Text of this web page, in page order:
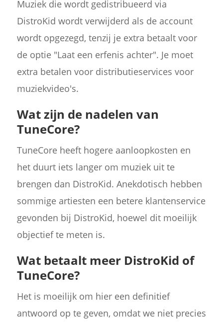
Muziek die wordt gedistribueerd via
DistroKid wordt verwijderd als de account
wordt opgezegd, tenzij je extra betaalt voor
de optie "Laat een erfenis achter". Je moet
extra betalen voor distributieservices voor
muziekvideo's.
Wat zijn de nadelen van
TuneCore?
TuneCore heeft hogere aanloopkosten en
het duurt iets langer om muziek uit te
brengen dan DistroKid. Anekdotisch hebben
sommige artiesten een betere klantenservice
gevonden bij DistroKid, hoewel dit moeilijk
objectief te meten is.
Wat betaalt meer DistroKid of
TuneCore?
Het is moeilijk om hier een definitief
antwoord op te geven, omdat we niet precies